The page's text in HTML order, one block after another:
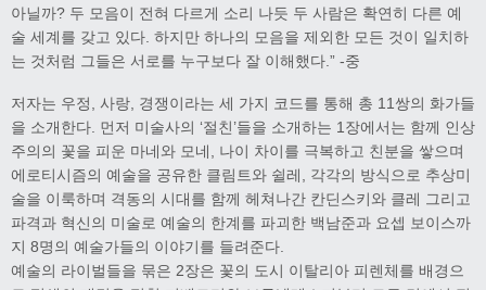
아닐까? 두 모음이 전혀 다르게 소리 나듯 두 사람은 확연히 다른 예
술 세계를 갖고 있다. 하지만 하나의 모음을 제외한 모든 것이 일치하
는 것처럼 그들은 서로를 누구보다 잘 이해했다.” -중
저자는 우정, 사랑, 경쟁이라는 세 가지 코드를 통해 총 11쌍의 화가들
을 소개한다. 먼저 미술사의 ‘절친’들을 소개하는 1장에서는 함께 인상
주의의 꽃을 피운 마네와 모네, 나이 차이를 극복하고 친분을 쌓으며
에로티시즘의 예술을 공유한 클림트와 쉴레, 각각의 방식으로 추상미
술을 이룩하며 격동의 시대를 함께 헤쳐나간 칸딘스키와 클레 그리고
파격과 혁신의 미술로 예술의 한계를 파괴한 백남준과 요셉 보이스까
지 8명의 예술가들의 이야기를 들려준다.
예술의 라이벌들을 묶은 2장은 꽃의 도시 이탈리아 피렌체를 배경으